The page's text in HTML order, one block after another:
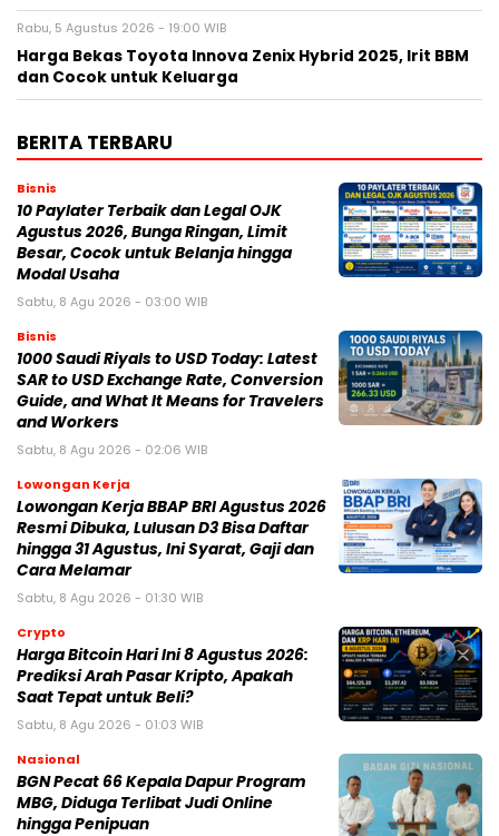
Rabu, 5 Agustus 2026 - 19:00 WIB
Harga Bekas Toyota Innova Zenix Hybrid 2025, Irit BBM
dan Cocok untuk Keluarga
BERITA TERBARU
Bisnis
10 Paylater Terbaik dan Legal OJK
Agustus 2026, Bunga Ringan, Limit
Besar, Cocok untuk Belanja hingga
Modal Usaha
Sabtu, 8 Agu 2026 - 03:00 WIB
Bisnis
1000 Saudi Riyals to USD Today: Latest
SAR to USD Exchange Rate, Conversion
Guide, and What It Means for Travelers
and Workers
Sabtu, 8 Agu 2026 - 02:06 WIB
Lowongan Kerja
Lowongan Kerja BBAP BRI Agustus 2026
Resmi Dibuka, Lulusan D3 Bisa Daftar
hingga 31 Agustus, Ini Syarat, Gaji dan
Cara Melamar
Sabtu, 8 Agu 2026 - 01:30 WIB
Crypto
Harga Bitcoin Hari Ini 8 Agustus 2026:
Prediksi Arah Pasar Kripto, Apakah
Saat Tepat untuk Beli?
Sabtu, 8 Agu 2026 - 01:03 WIB
Nasional
BGN Pecat 66 Kepala Dapur Program
MBG, Diduga Terlibat Judi Online
hingga Penipuan